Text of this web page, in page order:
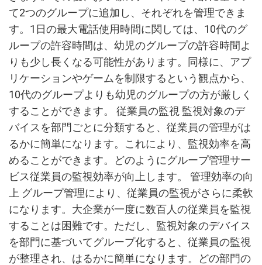
て2つのグループに追加し、それぞれを管理できま
す。1日の最大電話使用時間に関しては、10代のグ
ループの許容時間は、幼児のグループの許容時間よ
りも少し長くなる可能性があります。同様に、アプ
リケーションやゲームを制限するという観点から、
10代のグループよりも幼児のグループの方が厳しく
することができます。 従業員の監視 監視対象のデ
バイスを部門ごとに分類すると、従業員の管理がは
るかに簡単になります。これにより、監視効率を高
めることができます。どのようにグループ管理サー
ビス従業員の監視効率が向上します。 管理効率の向
上 グループ管理により、従業員の監視がさらに柔軟
になります。大企業が一度に数百人の従業員を監視
することは困難です。ただし、監視対象のデバイス
を部門に基づいてグループ化すると、従業員の監視
が整理され、はるかに簡単になります。どの部門の